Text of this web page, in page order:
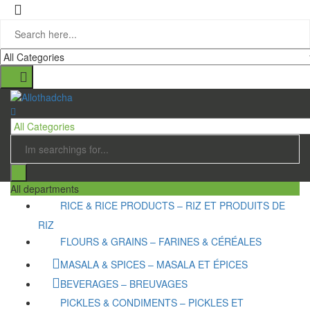
All departments
RICE & RICE PRODUCTS – RIZ ET PRODUITS DE
RIZ
FLOURS & GRAINS – FARINES & CÉRÉALES
MASALA & SPICES – MASALA ET ÉPICES
BEVERAGES – BREUVAGES
PICKLES & CONDIMENTS – PICKLES ET